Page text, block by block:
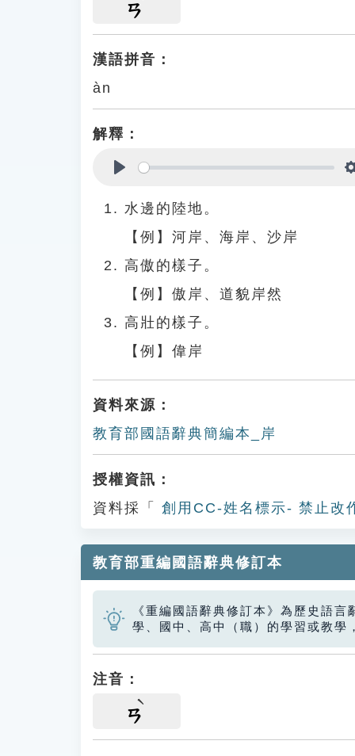
ㄢ
漢語拼音：
àn
解釋：
水邊的陸地。
【例】河岸、海岸、沙岸
高傲的樣子。
【例】傲岸、道貌岸然
高壯的樣子。
【例】偉岸
資料來源：
教育部國語辭典簡編本_岸
授權資訊：
資料採「
創用CC-姓名標示- 禁止改
教育部重編國語辭典修訂本
《重編國語辭典修訂本》為歷史語
學、國中、高中（職）的學習或教學
注音：
ㄢ